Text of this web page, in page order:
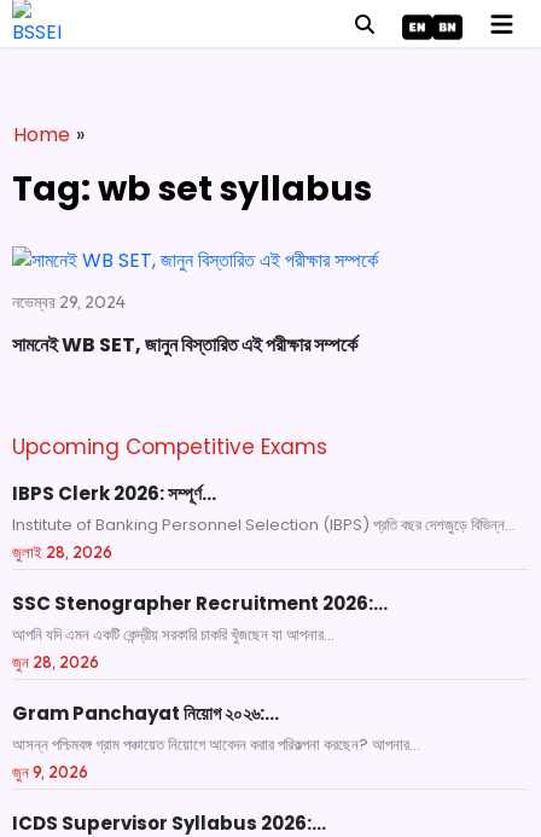
Home »
Tag: wb set syllabus
নভেম্বর 29, 2024
সামনেই WB SET, জানুন বিস্তারিত এই পরীক্ষার সম্পর্কে
Upcoming Competitive Exams
IBPS Clerk 2026: সম্পূর্ণ…
Institute of Banking Personnel Selection (IBPS) প্রতি বছর দেশজুড়ে বিভিন্ন...
জুলাই 28, 2026
SSC Stenographer Recruitment 2026:…
আপনি যদি এমন একটি কেন্দ্রীয় সরকারি চাকরি খুঁজছেন যা আপনার...
জুন 28, 2026
Gram Panchayat নিয়োগ ২০২৬:…
আসন্ন পশ্চিমবঙ্গ গ্রাম পঞ্চায়েত নিয়োগে আবেদন করার পরিকল্পনা করছেন? আপনার...
জুন 9, 2026
ICDS Supervisor Syllabus 2026:…